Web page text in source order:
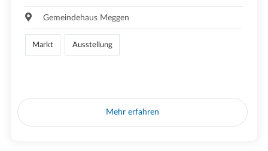
Gemeindehaus Meggen
Markt Ausstellung
Mehr erfahren